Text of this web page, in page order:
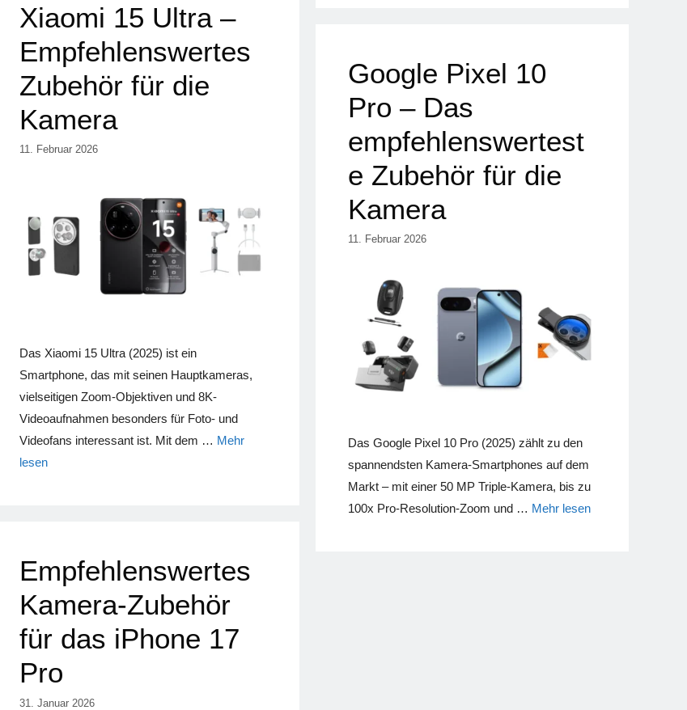
Xiaomi 15 Ultra –
Empfehlenswertes
Zubehör für die
Kamera
11. Februar 2026
Das Xiaomi 15 Ultra (2025) ist ein
Smartphone, das mit seinen Hauptkameras,
vielseitigen Zoom-Objektiven und 8K-
Videoaufnahmen besonders für Foto- und
Videofans interessant ist. Mit dem … Mehr
lesen
Google Pixel 10
Pro – Das
empfehlenswertest
e Zubehör für die
Kamera
11. Februar 2026
Das Google Pixel 10 Pro (2025) zählt zu den
spannendsten Kamera-Smartphones auf dem
Markt – mit einer 50 MP Triple-Kamera, bis zu
100x Pro-Resolution-Zoom und … Mehr lesen
Empfehlenswertes
Kamera-Zubehör
für das iPhone 17
Pro
31. Januar 2026